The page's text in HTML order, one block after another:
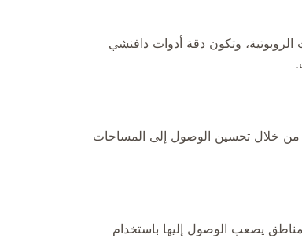
الروبوتية، وتكون دقة أدوات دافنشي
من خلال تحسين الوصول إلى المساحات
يصعب الوصول إليها باستخدام